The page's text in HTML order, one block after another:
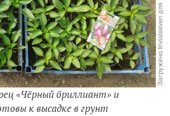
«Чёрный бриллиант» и
к высадке в грунт